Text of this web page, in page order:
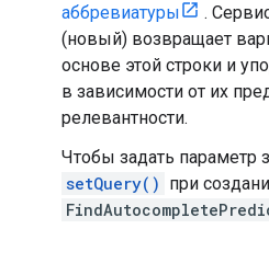
аббревиатуры
.
(новый) возвращает
основе этой строки и
в зависимости от их
релевантности.
Чтобы задать параметр
setQuery() при